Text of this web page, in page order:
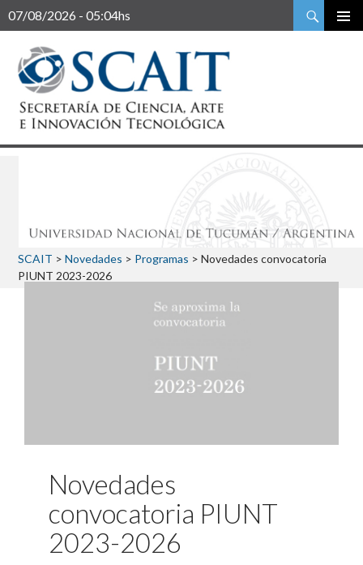
07/08/2026 - 05:04hs
Buscar
SCAIT > Novedades > Programas > Novedades convocatoria
PIUNT 2023-2026
Novedades
convocatoria PIUNT
2023-2026